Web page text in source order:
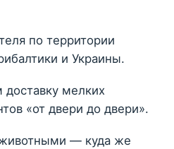
по территории
и Украины.
мелких
«от двери до двери».
— куда же